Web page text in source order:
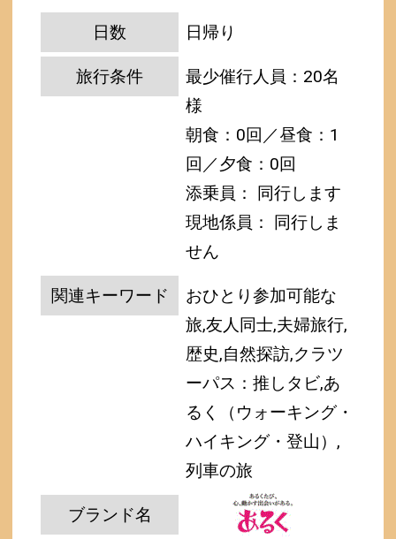
日数 日帰り
旅行条件
最少催行人員：20名
様
朝食：0回／昼食：1
回／夕食：0回
添乗員： 同行します
現地係員： 同行しま
せん
関連キーワード
おひとり参加可能な
旅,友人同士,夫婦旅行,
歴史,自然探訪,クラツ
ーパス：推しタビ,あ
るく（ウォーキング・
ハイキング・登山）,
列車の旅
ブランド名